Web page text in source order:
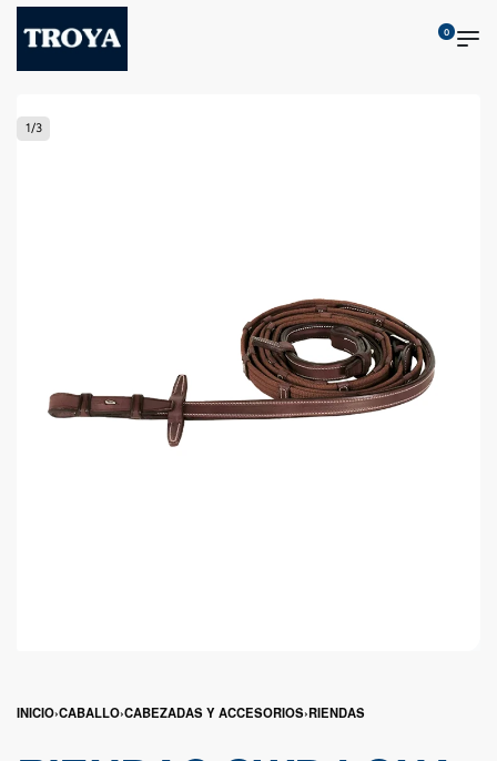
0
1/3
INICIO›CABALLO›CABEZADAS Y ACCESORIOS›RIENDAS